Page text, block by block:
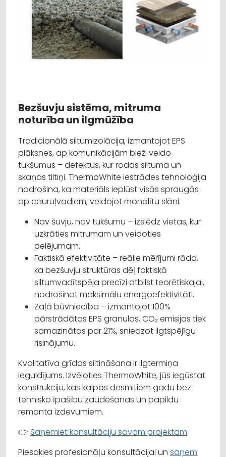
Bezšuvju sistēma, mitruma
noturība un ilgmūžība
Tradicionālā siltumizolācija, izmantojot EPS
plāksnes, ap komunikācijām bieži veido
tukšumus – defektus, kur rodas siltuma un
skaņas tiltiņi. ThermoWhite iestrādes tehnoloģija
nodrošina, ka materiāls ieplūst visās spraugās
ap cauruļvadiem, veidojot monolītu slāni.
Nav šuvju, nav tukšumu – izslēdz vietas, kur
uzkrāties mitrumam un veidoties
pelējumam.
Faktiskā efektivitāte – reālie mērījumi rāda,
ka bezšuvju struktūras dēļ faktiskā
siltumvadītspēja precīzi atbilst teorētiskajai,
nodrošinot maksimālu energoefektivitāti.
Zaļā būvniecība – izmantojot 100%
pārstrādātas EPS granulas, CO₂ emisijas tiek
samazinātas par 21%, sniedzot ilgtspējīgu
risinājumu.
Kvalitatīva grīdas siltināšana ir ilgtermiņa
ieguldījums. Izvēloties ThermoWhite, jūs iegūstat
konstrukciju, kas kalpos desmitiem gadu bez
tehnisko īpašību zaudēšanas un papildu
remonta izdevumiem.
👉 Saņemiet konsultāciju savam projektam
Piesakies profesionāļu konsultācijai un saņem